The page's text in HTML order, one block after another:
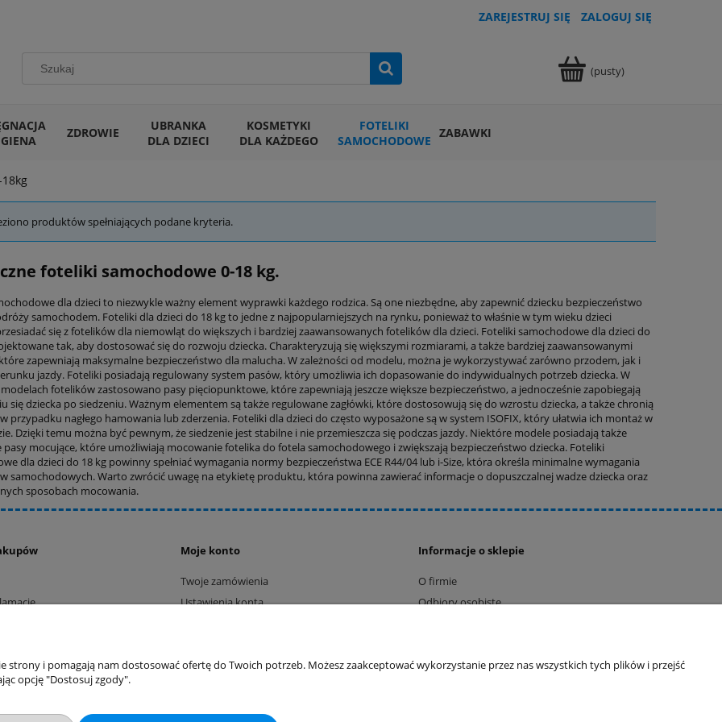
ZAREJESTRUJ SIĘ ZALOGUJ SIĘ
(pusty)
ZDROWIE
UBRANKA
DLA DZIECI
KOSMETYKI
DLA KAŻDEGO
FOTELIKI
SAMOCHODOWE ZABAWKI
produktów spełniających podane kryteria.
foteliki samochodowe 0-18 kg.
dla dzieci to niezwykle ważny element wyprawki każdego rodzica. Są one niezbędne, aby zapewnić dziecku bezpieczeństwo
samochodem. Foteliki dla dzieci do 18 kg to jedne z najpopularniejszych na rynku, ponieważ to właśnie w tym wieku dzieci
się z fotelików dla niemowląt do większych i bardziej zaawansowanych fotelików dla dzieci. Foteliki samochodowe dla dzieci do
tak, aby dostosować się do rozwoju dziecka. Charakteryzują się większymi rozmiarami, a także bardziej zaawansowanymi
zapewniają maksymalne bezpieczeństwo dla malucha. W zależności od modelu, można je wykorzystywać zarówno przodem, jak i
jazdy. Foteliki posiadają regulowany system pasów, który umożliwia ich dopasowanie do indywidualnych potrzeb dziecka. W
fotelików zastosowano pasy pięciopunktowe, które zapewniają jeszcze większe bezpieczeństwo, a jednocześnie zapobiegają
się dziecka po siedzeniu. Ważnym elementem są także regulowane zagłówki, które dostosowują się do wzrostu dziecka, a także chronią
w przypadku nagłego hamowania lub zderzenia. Foteliki dla dzieci do często wyposażone są w system ISOFIX, który ułatwia ich montaż w
Dzięki temu można być pewnym, że siedzenie jest stabilne i nie przemieszcza się podczas jazdy. Niektóre modele posiadają także
mocujące, które umożliwiają mocowanie fotelika do fotela samochodowego i zwiększają bezpieczeństwo dziecka. Foteliki
dla dzieci do 18 kg powinny spełniać wymagania normy bezpieczeństwa ECE R44/04 lub i-Size, która określa minimalne wymagania
samochodowych. Warto zwrócić uwagę na etykietę produktu, która powinna zawierać informacje o dopuszczalnej wadze dziecka oraz
sposobach mocowania.
dostawy
Moje konto
Twoje zamówienia
Ustawienia konta
Informacje o sklepie
O firmie
Odbiory osobiste
strony i pomagają nam dostosować ofertę do Twoich potrzeb. Możesz zaakceptować wykorzystanie przez nas wszystkich tych plików i przejść
opcję "Dostosuj zgody".